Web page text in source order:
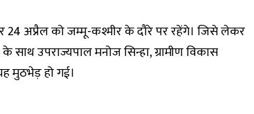
24 अप्रैल को जम्मू-कश्मीर के दौरे पर रहेंगे। जिसे लेकर
साथ उपराज्यपाल मनोज सिन्हा, ग्रामीण विकास
मुठभेड़ हो गई।